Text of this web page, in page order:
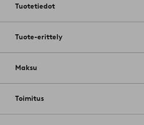
Tuotetiedot
Tuote-erittely
Maksu
Toimitus